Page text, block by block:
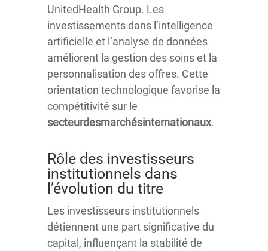
UnitedHealth Group. Les
investissements dans l’intelligence
artificielle et l’analyse de données
améliorent la gestion des soins et la
personnalisation des offres. Cette
orientation technologique favorise la
compétitivité sur le
secteurdesmarchésinternationaux.
Rôle des investisseurs
institutionnels dans
l’évolution du titre
Les investisseurs institutionnels
détiennent une part significative du
capital, influençant la stabilité de